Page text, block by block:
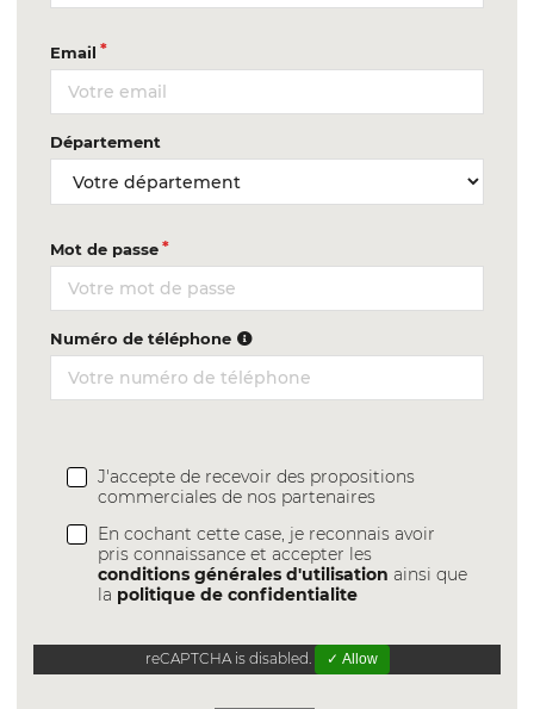
Email
Département
Mot de passe
Numéro de téléphone
J'accepte de recevoir des propositions
commerciales de nos partenaires
En cochant cette case, je reconnais avoir
pris connaissance et accepter les
conditions générales d'utilisation ainsi que
la politique de confidentialite
reCAPTCHA is disabled. ✓ Allow